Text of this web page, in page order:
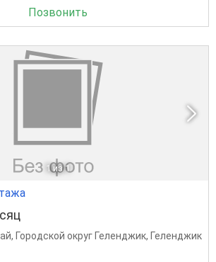
Позвонить
1 из 1
, Городской округ Геленджик, Геленджик